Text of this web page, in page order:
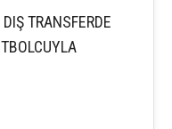
TRANSFERDE